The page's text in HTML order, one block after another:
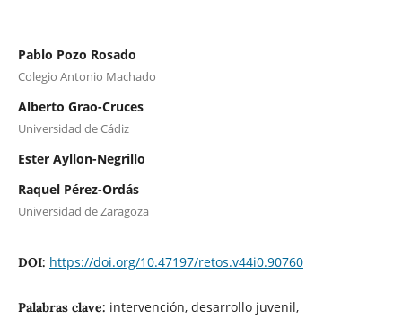
Pablo Pozo Rosado
Colegio Antonio Machado
Alberto Grao-Cruces
Universidad de Cádiz
Ester Ayllon-Negrillo
Raquel Pérez-Ordás
Universidad de Zaragoza
DOI: https://doi.org/10.47197/retos.v44i0.90760
Palabras clave: intervención, desarrollo juvenil,